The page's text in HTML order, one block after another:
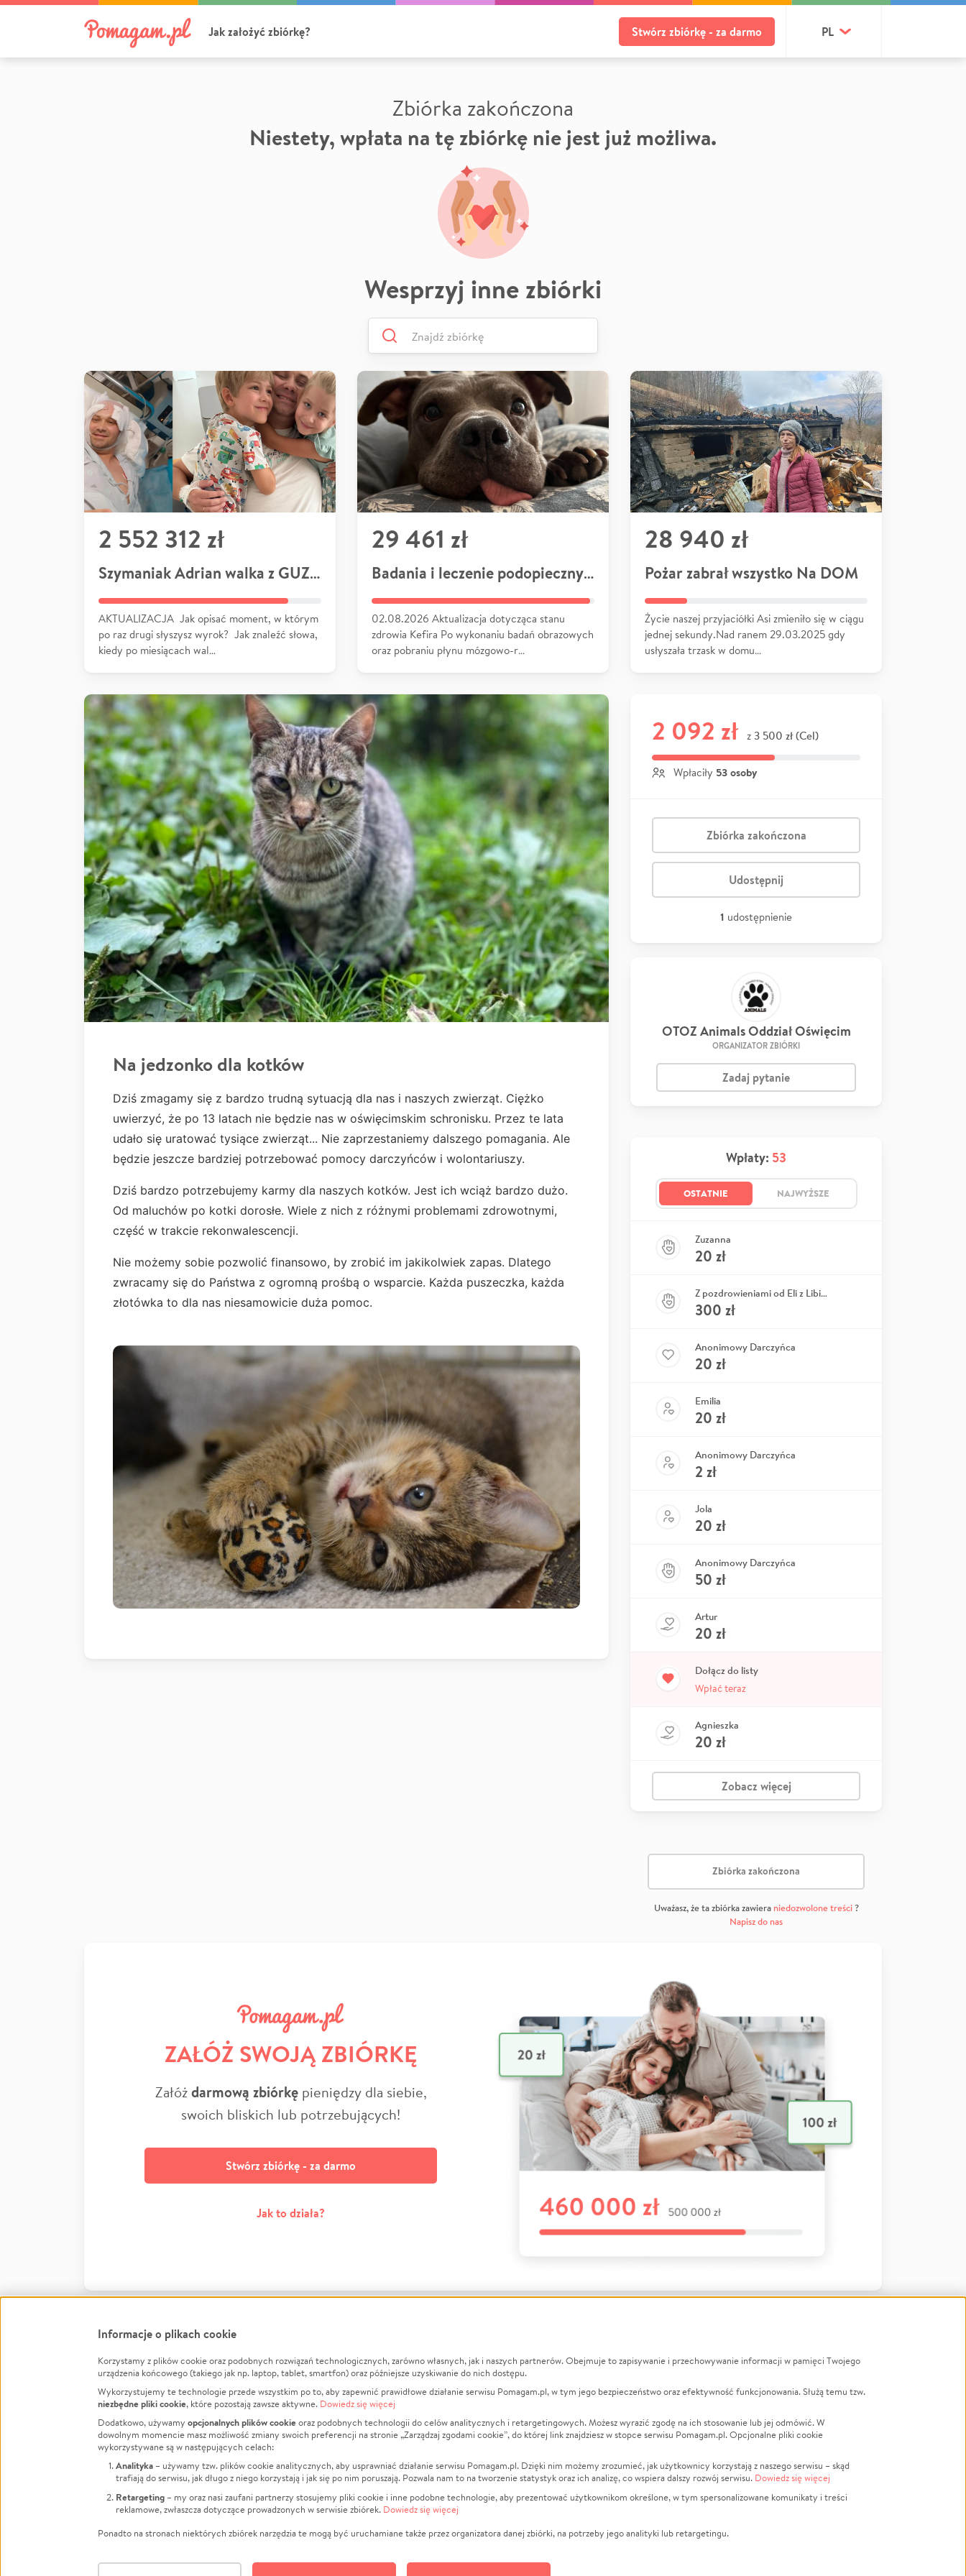
Jak założyć zbiórkę? Stwórz zbiórkę - za darmo PL
Zbiórka zakończona
Niestety, wpłata na tę zbiórkę nie jest już możliwa.
Wesprzyj inne zbiórki
2 552 312 zł
Szymaniak Adrian walka z GUZEM
AKTUALIZACJA Jak opisać moment, w którym
po raz drugi słyszysz wyrok? Jak znaleźć słowa,
kiedy po miesiącach wal…
29 461 zł
Badania i leczenie podopiecznych
02.08.2026 Aktualizacja dotycząca stanu
zdrowia Kefira Po wykonaniu badań obrazowych
oraz pobraniu płynu mózgowo-r…
28 940 zł
Pożar zabrał wszystko Na DOM
Życie naszej przyjaciółki Asi zmieniło się w ciągu
jednej sekundy.Nad ranem 29.03.2025 gdy
usłyszała trzask w domu…
Na jedzonko dla kotków
Dziś zmagamy się z bardzo trudną sytuacją dla nas i naszych zwierząt. Ciężko
uwierzyć, że po 13 latach nie będzie nas w oświęcimskim schronisku. Przez te lata
udało się uratować tysiące zwierząt... Nie zaprzestaniemy dalszego pomagania. Ale
będzie jeszcze bardziej potrzebować pomocy darczyńców i wolontariuszy.
Dziś bardzo potrzebujemy karmy dla naszych kotków. Jest ich wciąż bardzo dużo.
Od maluchów po kotki dorosłe. Wiele z nich z różnymi problemami zdrowotnymi,
część w trakcie rekonwalescencji.
Nie możemy sobie pozwolić finansowo, by zrobić im jakikolwiek zapas. Dlatego
zwracamy się do Państwa z ogromną prośbą o wsparcie. Każda puszeczka, każda
złotówka to dla nas niesamowicie duża pomoc.
2 092 zł z 3 500 zł (Cel)
Wpłaciły 53 osoby
Zbiórka zakończona
Udostępnij
1 udostępnienie
OTOZ Animals Oddział Oświęcim
ORGANIZATOR ZBIÓRKI
Zadaj pytanie
Wpłaty: 53
OSTATNIE NAJWYŻSZE
Zuzanna
20 zł
Z pozdrowieniami od Eli z Libiąża
300 zł
Anonimowy Darczyńca
20 zł
Emilia
20 zł
Anonimowy Darczyńca
2 zł
Jola
20 zł
Anonimowy Darczyńca
50 zł
Artur
20 zł
Dołącz do listy
Wpłać teraz
Agnieszka
20 zł
Zobacz więcej
Zbiórka zakończona
Uważasz, że ta zbiórka zawiera niedozwolone treści?
Napisz do nas
ZAŁÓŻ SWOJĄ ZBIÓRKĘ
Załóżdarmową zbiórkępieniędzy dla siebie,
swoich bliskich lub potrzebujących!
Stwórz zbiórkę - za darmo
Jak to działa?
FacebookTwitter Instagram
LinkedInTikTok Youtube
Informacje
Jak to działa?
Regulamin
Polityka Prywatności
Kontakt
Porównanie serwisów
Polityka plików cookie
Zarządzaj zgodami cookie
O nas
Opinie
Raporty
Za darmo
Dla NGO
Fundacja Pomagam.pl
Zbieraj na
Leczenie
Zwierzęta
Pożar
Sport
Pomoc Finansowa
Pogrzeb
LGBTQ+
Powódź
Wichura
Religia
Edukacja
Informacje o plikach cookie
Korzystamy z plików cookie oraz podobnych rozwiązań technologicznych, zarówno własnych, jak i naszych partnerów. Obejmuje to zapisywanie i przechowywanie informacji w pamięci Twojego
urządzenia końcowego (takiego jak np. laptop, tablet, smartfon) oraz późniejsze uzyskiwanie do nich dostępu.
Wykorzystujemy te technologie przede wszystkim po to, aby zapewnić prawidłowe działanie serwisu Pomagam.pl, w tym jego bezpieczeństwo oraz efektywność funkcjonowania. Służą temu tzw.
niezbędne pliki cookie, które pozostają zawsze aktywne. Dowiedz się więcej
Dodatkowo, używamy opcjonalnych plików cookieoraz podobnych technologii do celów analitycznych i retargetingowych. Możesz wyrazić zgodę na ich stosowanie lub jej odmówić. W
dowolnym momencie masz możliwość zmiany swoich preferencji na stronie „Zarządzaj zgodami cookie”, do której link znajdziesz w stopce serwisu Pomagam.pl. Opcjonalne pliki cookie
wykorzystywane są w następujących celach:
Analityka – używamy tzw. plików cookie analitycznych, aby usprawniać działanie serwisu Pomagam.pl. Dzięki nim możemy zrozumieć, jak użytkownicy korzystają z naszego serwisu – skąd
trafiają do serwisu, jak długo z niego korzystają i jak się po nim poruszają. Pozwala nam to na tworzenie statystyk oraz ich analizę, co wspiera dalszy rozwój serwisu. Dowiedz się więcej
Retargeting – my oraz nasi zaufani partnerzy stosujemy pliki cookie i inne podobne technologie, aby prezentować użytkownikom określone, w tym spersonalizowane komunikaty i treści
reklamowe, zwłaszcza dotyczące prowadzonych w serwisie zbiórek. Dowiedz się więcej
Ponadto na stronach niektórych zbiórek narzędzia te mogą być uruchamiane także przez organizatora danej zbiórki, na potrzeby jego analityki lub retargetingu.